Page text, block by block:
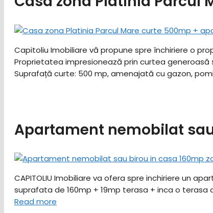
Capitoliu Imobiliare vă propune spre închiriere o
Proprietatea impresionează prin curtea
Suprafață curte: 500 mp, amenajată cu gazon,
Apartament nemobilat
CAPITOLIU Imobiliare va ofera spre inchiriere un
suprafata de 160mp + 19mp terasa + inca o
Read more